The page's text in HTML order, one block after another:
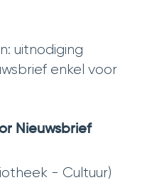
uitnodiging
enkel voor
Nieuwsbrief
- Cultuur)